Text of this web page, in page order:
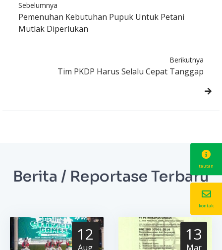
Sebelumnya
Pemenuhan Kebutuhan Pupuk Untuk Petani
Mutlak Diperlukan
Berikutnya
Tim PKDP Harus Selalu Cepat Tanggap
Berita / Reportase Terbaru
12
Aug
13
Mar
tautan
kontak